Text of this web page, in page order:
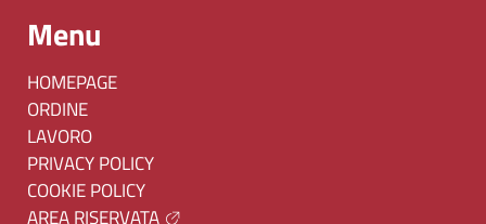
Menu
HOMEPAGE
ORDINE
LAVORO
PRIVACY POLICY
COOKIE POLICY
AREA RISERVATA